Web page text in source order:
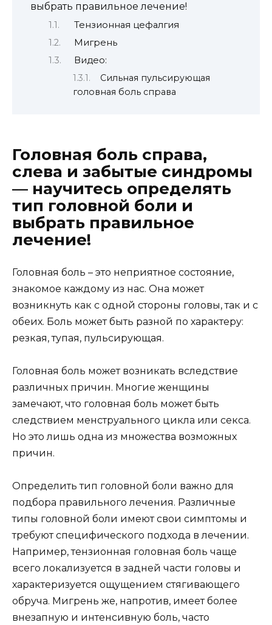
выбрать правильное лечение!
Тензионная цефалгия
Мигрень
Видео:
Сильная пульсирующая
головная боль справа
Головная боль справа,
слева и забытые синдромы
— научитесь определять
тип головной боли и
выбрать правильное
лечение!
Головная боль – это неприятное состояние,
знакомое каждому из нас. Она может
возникнуть как с одной стороны головы, так и с
обеих. Боль может быть разной по характеру:
резкая, тупая, пульсирующая.
Головная боль может возникать вследствие
различных причин. Многие женщины
замечают, что головная боль может быть
следствием менструального цикла или секса.
Но это лишь одна из множества возможных
причин.
Определить тип головной боли важно для
подбора правильного лечения. Различные
типы головной боли имеют свои симптомы и
требуют специфического подхода в лечении.
Например, тензионная головная боль чаще
всего локализуется в задней части головы и
характеризуется ощущением стягивающего
обруча. Мигрень же, напротив, имеет более
внезапную и интенсивную боль, часто